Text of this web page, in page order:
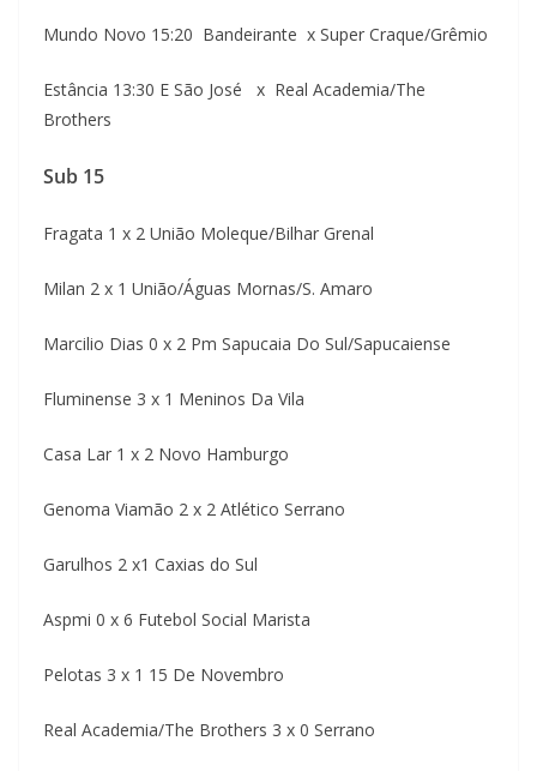
Mundo Novo 15:20 Bandeirante x Super Craque/Grêmio
Estância 13:30 E São José x Real Academia/The
Brothers
Sub 15
Fragata 1 x 2 União Moleque/Bilhar Grenal
Milan 2 x 1 União/Águas Mornas/S. Amaro
Marcilio Dias 0 x 2 Pm Sapucaia Do Sul/Sapucaiense
Fluminense 3 x 1 Meninos Da Vila
Casa Lar 1 x 2 Novo Hamburgo
Genoma Viamão 2 x 2 Atlético Serrano
Garulhos 2 x1 Caxias do Sul
Aspmi 0 x 6 Futebol Social Marista
Pelotas 3 x 1 15 De Novembro
Real Academia/The Brothers 3 x 0 Serrano